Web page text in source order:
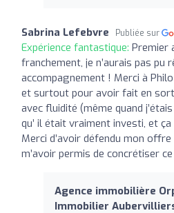
Sabrina Lefebvre Publiée sur
Expérience fantastique: Premier
franchement, je n’aurais pas pu
accompagnement ! Merci à
et surtout pour avoir fait en
avec fluidité (même quand j’étais
qu’ il était vraiment investi, et
Merci d’avoir défendu mon
m’avoir permis de concrétiser
Agence immobilière
Immobilier